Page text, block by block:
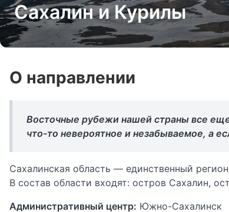
Сахалин и Курилы
О направлении
Восточные рубежи нашей страны все
что-то невероятное и незабываемое, а
Сахалинская область — единственный
В состав области входят: остров Сахалин,
Административный центр: Южно-Сахалинск